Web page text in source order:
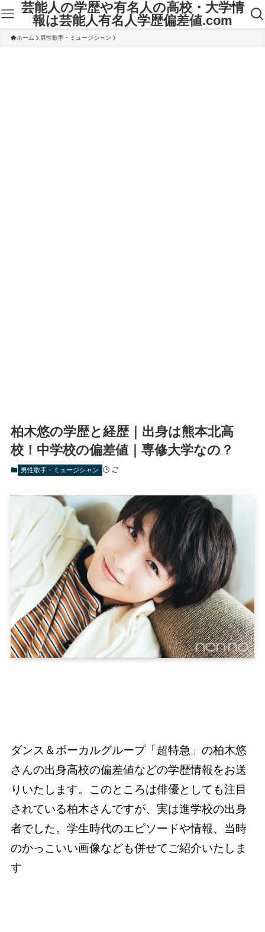
芸能人の学歴や有名人の高校・大学情
報は芸能人有名人学歴偏差値.com
ホーム 男性歌手・ミュージシャン
柏木悠の学歴と経歴｜出身は熊本北高
校！中学校の偏差値｜専修大学なの？
男性歌手・ミュージシャン
ダンス＆ボーカルグループ「超特急」の柏木悠
さんの出身高校の偏差値などの学歴情報をお送
りいたします。このところは俳優としても注目
されている柏木さんですが、実は進学校の出身
者でした。学生時代のエピソードや情報、当時
のかっこいい画像なども併せてご紹介いたしま
す